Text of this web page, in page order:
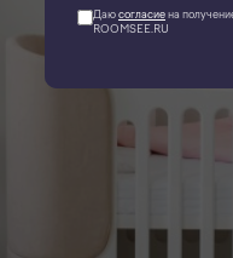
Даюсогласиена
ROOMSEE.RU